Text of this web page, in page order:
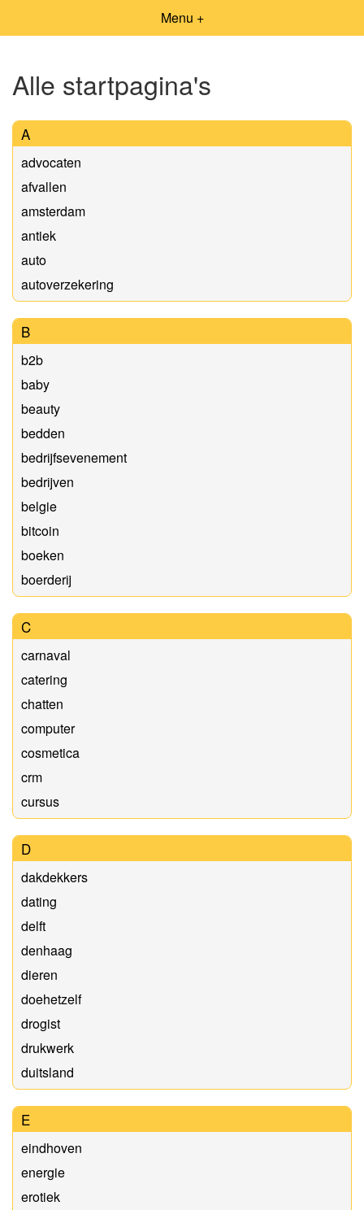
Menu +
Alle startpagina's
A
advocaten
afvallen
amsterdam
antiek
auto
autoverzekering
B
b2b
baby
beauty
bedden
bedrijfsevenement
bedrijven
belgie
bitcoin
boeken
boerderij
C
carnaval
catering
chatten
computer
cosmetica
crm
cursus
D
dakdekkers
dating
delft
denhaag
dieren
doehetzelf
drogist
drukwerk
duitsland
E
eindhoven
energie
erotiek